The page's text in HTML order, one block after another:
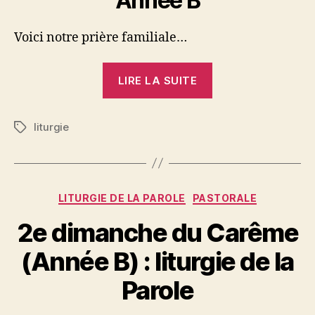
Voici notre prière familiale…
LIRE LA SUITE
B)
liturgie
de
la
Parole »
Étiquettes
liturgie
Catégories
LITURGIE DE LA PAROLE PASTORALE
2e dimanche du Carême
(Année B) : liturgie de la
Parole